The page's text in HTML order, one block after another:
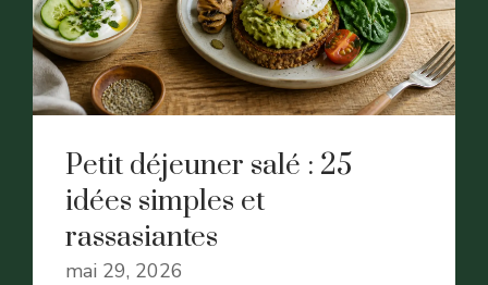
Petit déjeuner salé : 25
idées simples et
rassasiantes
mai 29, 2026